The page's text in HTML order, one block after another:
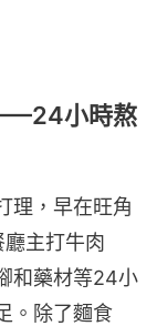
小時熬
理，早在旺角
主打牛肉
和藥材等24小
。除了麵食